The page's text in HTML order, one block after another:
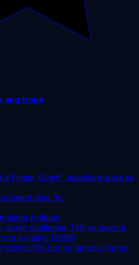
ang tropa
a Finger Down" questions para sa
niyo 'to
Artikulo
down challenge: 140 na tanong
bonding (2026)
down: 100 hot na tanong (pang-